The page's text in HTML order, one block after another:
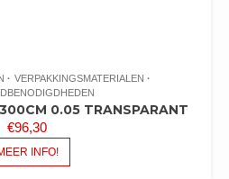
VERPAKKINGSMATERIALEN
0.05 TRANSPARANT
€96,30
INFO!